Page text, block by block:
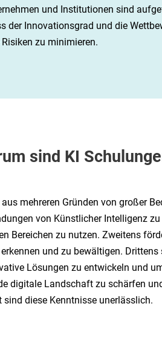
und Institutionen sind
der Innovationsgrad und die
zu minimieren.
sind KI
mehreren Gründen von großer
von Künstlicher Intelligenz
Bereichen zu nutzen. Zweitens
und zu bewältigen.
Lösungen zu entwickeln und
digitale Landschaft zu schärfen
diese Kenntnisse unerlässlich.